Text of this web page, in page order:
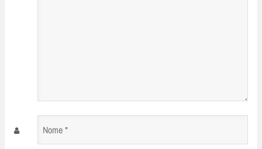
Nome